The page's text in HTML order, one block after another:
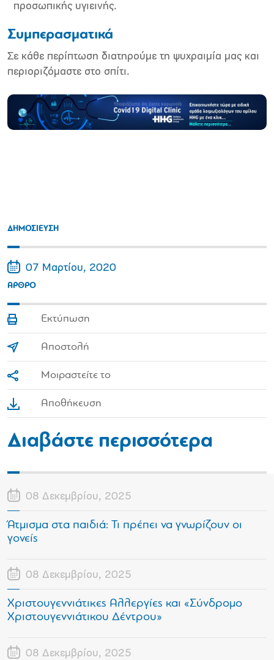
προσωπικής υγιεινής.
Συμπερασματικά
Σε κάθε περίπτωση διατηρούμε τη ψυχραιμία μας και
περιοριζόμαστε στο σπίτι.
ΔΗΜΟΣΙΕΥΣΗ
07 Μαρτίου, 2020
ΑΡΘΡΟ
Εκτύπωση
Αποστολή
Μοιραστείτε το
Αποθήκευση
Διαβάστε περισσότερα
08 Δεκεμβρίου, 2025
Άτμισμα στα παιδιά: Τι πρέπει να γνωρίζουν οι
γονείς
08 Δεκεμβρίου, 2025
Χριστουγεννιάτικες Αλλεργίες και «Σύνδρομο
Χριστουγεννιάτικου Δέντρου»
08 Δεκεμβρίου, 2025